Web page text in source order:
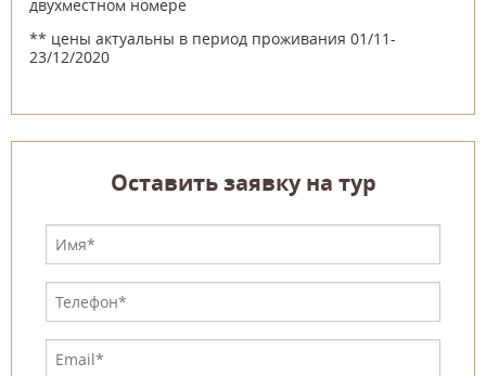
двухместном номере
** цены актуальны в период проживания 01/11-
23/12/2020
Оставить заявку на тур